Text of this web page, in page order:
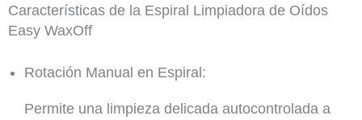
Características de la Espiral Limpiadora de Oídos
Easy WaxOff
Rotación Manual en Espiral:
Permite una limpieza delicada autocontrolada a